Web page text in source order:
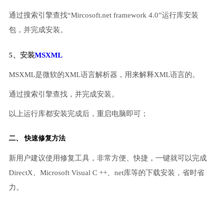
通过搜索引擎查找“Mircosoft.net framework 4.0”运行库安装
包，并完成安装。
5、安装MSXML
MSXML是微软的XML语言解析器，用来解释XML语言的。
通过搜索引擎查找，并完成安装。
以上运行库都安装完成后，重启电脑即可；
二、 快速修复方法
新用户建议使用修复工具，非常方便、快捷，一键就可以完成
DirectX、Microsoft Visual C ++、net库等的下载安装，省时省
力。